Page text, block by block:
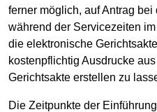
ferner möglich, auf Antrag
während der Servicezeiten
die elektronische
kostenpflichtig Ausdrucke
Gerichtsakte erstellen zu
Die Zeitpunkte der